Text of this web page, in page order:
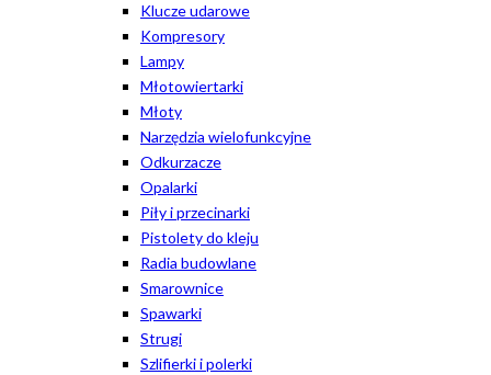
Klucze udarowe
Kompresory
Lampy
Młotowiertarki
Młoty
Narzędzia wielofunkcyjne
Odkurzacze
Opalarki
Piły i przecinarki
Pistolety do kleju
Radia budowlane
Smarownice
Spawarki
Strugi
Szlifierki i polerki